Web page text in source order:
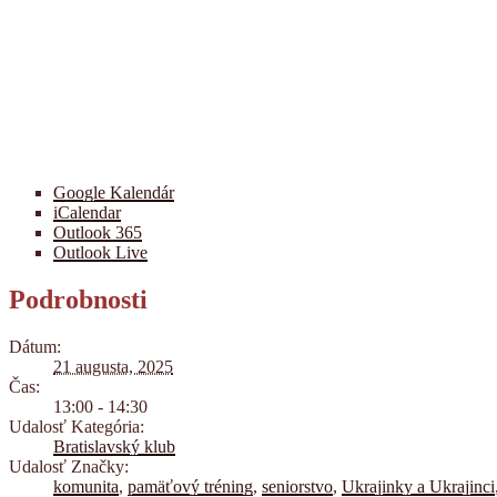
Google Kalendár
iCalendar
Outlook 365
Outlook Live
Podrobnosti
Dátum:
21 augusta, 2025
Čas:
13:00 - 14:30
Udalosť Kategória:
Bratislavský klub
Udalosť Značky:
komunita, pamäťový tréning, seniorstvo, Ukrajinky a Ukrajinci,